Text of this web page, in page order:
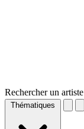
Rechercher un
Thématiques